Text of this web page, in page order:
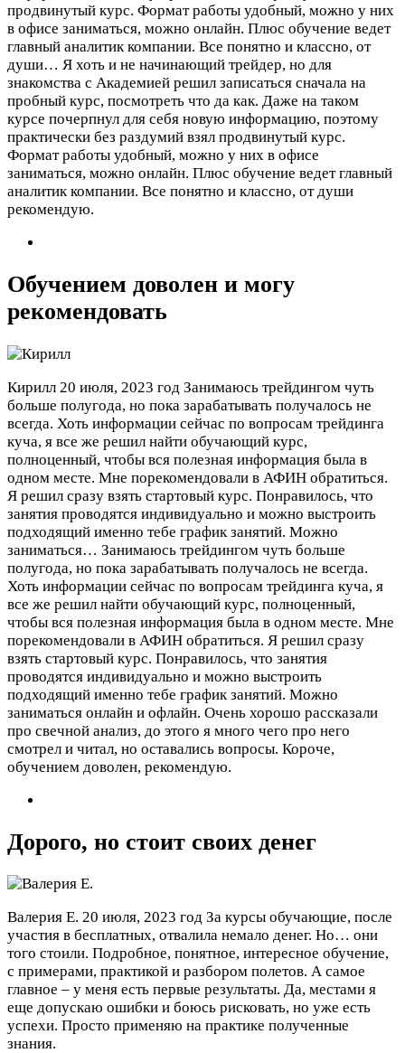
продвинутый курс. Формат работы удобный, можно у них
в офисе заниматься, можно онлайн. Плюс обучение ведет
главный аналитик компании. Все понятно и классно, от
души… Я хоть и не начинающий трейдер, но для
знакомства с Академией решил записаться сначала на
пробный курс, посмотреть что да как. Даже на таком
курсе почерпнул для себя новую информацию, поэтому
практически без раздумий взял продвинутый курс.
Формат работы удобный, можно у них в офисе
заниматься, можно онлайн. Плюс обучение ведет главный
аналитик компании. Все понятно и классно, от души
рекомендую.
Обучением доволен и могу
рекомендовать
Кирилл 20 июля, 2023 год Занимаюсь трейдингом чуть
больше полугода, но пока зарабатывать получалось не
всегда. Хоть информации сейчас по вопросам трейдинга
куча, я все же решил найти обучающий курс,
полноценный, чтобы вся полезная информация была в
одном месте. Мне порекомендовали в АФИН обратиться.
Я решил сразу взять стартовый курс. Понравилось, что
занятия проводятся индивидуально и можно выстроить
подходящий именно тебе график занятий. Можно
заниматься… Занимаюсь трейдингом чуть больше
полугода, но пока зарабатывать получалось не всегда.
Хоть информации сейчас по вопросам трейдинга куча, я
все же решил найти обучающий курс, полноценный,
чтобы вся полезная информация была в одном месте. Мне
порекомендовали в АФИН обратиться. Я решил сразу
взять стартовый курс. Понравилось, что занятия
проводятся индивидуально и можно выстроить
подходящий именно тебе график занятий. Можно
заниматься онлайн и офлайн. Очень хорошо рассказали
про свечной анализ, до этого я много чего про него
смотрел и читал, но оставались вопросы. Короче,
обучением доволен, рекомендую.
Дорого, но стоит своих денег
Валерия Е. 20 июля, 2023 год За курсы обучающие, после
участия в бесплатных, отвалила немало денег. Но… они
того стоили. Подробное, понятное, интересное обучение,
с примерами, практикой и разбором полетов. А самое
главное – у меня есть первые результаты. Да, местами я
еще допускаю ошибки и боюсь рисковать, но уже есть
успехи. Просто применяю на практике полученные
знания.